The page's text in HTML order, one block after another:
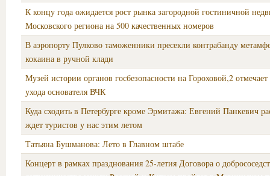
К концу года ожидается рост рынка загородной гостиничной
Московского региона на 500 качественных номеров
В аэропорту Пулково таможенники пресекли контрабанду
кокаина в ручной клади
Музей истории органов госбезопасности на Гороховой,2
ухода основателя ВЧК
Куда сходить в Петербурге кроме Эрмитажа: Евгений Панкевич
ждет туристов у нас этим летом
Татьяна Бушманова: Лето в Главном штабе
Концерт в рамках празднования 25-летия Договора о